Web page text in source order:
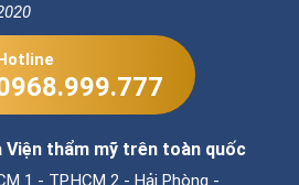
Viện thẩm mỹ trên toàn quốc
1 - TP.HCM 2 - Hải Phòng -